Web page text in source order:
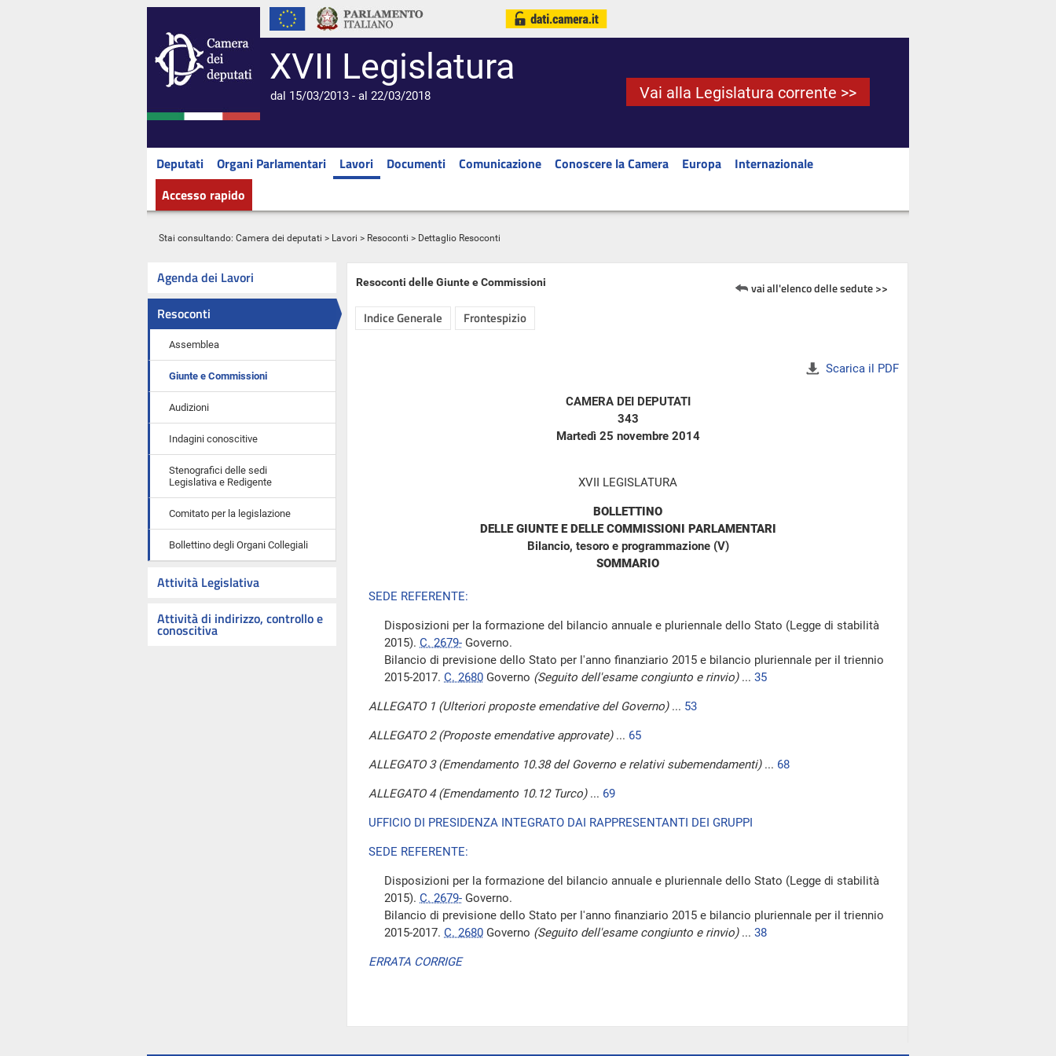
XVII Legislatura
dal 15/03/2013 - al 22/03/2018 Vai alla Legislatura corrente >>
Deputati Organi Parlamentari Lavori Documenti Comunicazione Conoscere la Camera Europa
Internazionale
Accesso rapido
Stai consultando: Camera dei deputati > Lavori > Resoconti > Dettaglio Resoconti
Agenda dei Lavori
Resoconti
Assemblea
Giunte e Commissioni
Audizioni
Indagini conoscitive
Stenografici delle sedi
Legislativa e Redigente
Comitato per la legislazione
Bollettino degli Organi Collegiali
Attività Legislativa
Attività di indirizzo, controllo e
conoscitiva
Resoconti delle Giunte e Commissioni vai all'elenco delle sedute >>
Indice Generale Frontespizio
Scarica il PDF
CAMERA DEI DEPUTATI
343
Martedì 25 novembre 2014
XVII LEGISLATURA
BOLLETTINO
DELLE GIUNTE E DELLE COMMISSIONI PARLAMENTARI
Bilancio, tesoro e programmazione (V)
SOMMARIO
SEDE REFERENTE:
Disposizioni per la formazione del bilancio annuale e pluriennale dello Stato (Legge di stabilità
2015). C. 2679- Governo.
Bilancio di previsione dello Stato per l'anno finanziario 2015 e bilancio pluriennale per il triennio
2015-2017. C. 2680 Governo (Seguito dell'esame congiunto e rinvio)... 35
ALLEGATO 1 (Ulteriori proposte emendative del Governo)... 53
ALLEGATO 2 (Proposte emendative approvate)... 65
ALLEGATO 3 (Emendamento 10.38 del Governo e relativi subemendamenti)... 68
ALLEGATO 4 (Emendamento 10.12 Turco)... 69
UFFICIO DI PRESIDENZA INTEGRATO DAI RAPPRESENTANTI DEI GRUPPI
SEDE REFERENTE:
Disposizioni per la formazione del bilancio annuale e pluriennale dello Stato (Legge di stabilità
2015). C. 2679- Governo.
Bilancio di previsione dello Stato per l'anno finanziario 2015 e bilancio pluriennale per il triennio
2015-2017. C. 2680 Governo (Seguito dell'esame congiunto e rinvio)... 38
ERRATA CORRIGE